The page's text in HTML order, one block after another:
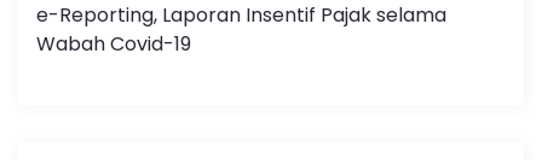
e-Reporting, Laporan Insentif Pajak selama
Wabah Covid-19